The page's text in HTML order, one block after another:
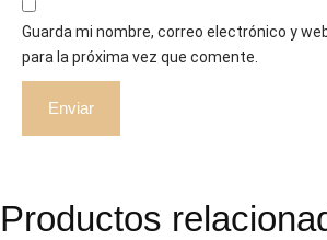
Guarda mi nombre, correo electrónico y
para la próxima vez que comente.
Productos